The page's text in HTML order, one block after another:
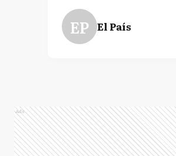
EP El País
Ads